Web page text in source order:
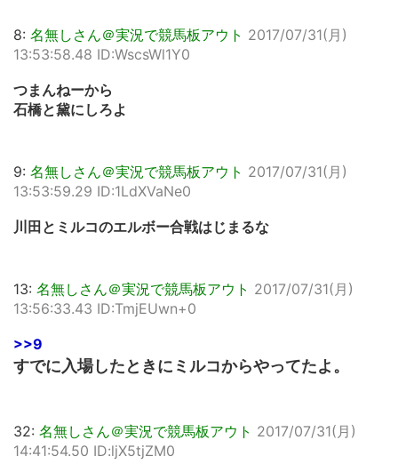
8: 名無しさん＠実況で競馬板アウト 2017/07/31(月)
13:53:58.48 ID:WscsWl1Y0
つまんねーから
石橋と黛にしろよ
9: 名無しさん＠実況で競馬板アウト 2017/07/31(月)
13:53:59.29 ID:1LdXVaNe0
川田とミルコのエルボー合戦はじまるな
13: 名無しさん＠実況で競馬板アウト 2017/07/31(月)
13:56:33.43 ID:TmjEUwn+0
>>9
すでに入場したときにミルコからやってたよ。
32: 名無しさん＠実況で競馬板アウト 2017/07/31(月)
14:41:54.50 ID:ljX5tjZM0